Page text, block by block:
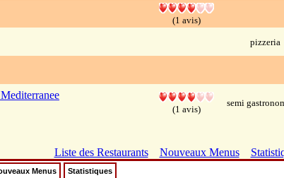
(1 avis)
pizzeria
(1 avis)
semi
Liste des Restaurants Nouveaux Menus
Menus Statistiques